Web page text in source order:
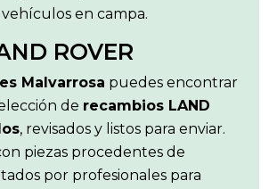
en campa.
ROVER
Malvarrosa puedes encontrar
de recambios LAND
, revisados y listos para enviar.
piezas procedentes de
por profesionales para